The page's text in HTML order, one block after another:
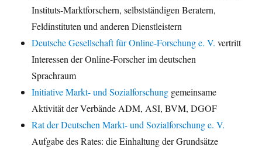
Instituts-Marktforschern, selbstständigen Beratern,
Feldinstituten und anderen Dienstleistern
Deutsche Gesellschaft für Online-Forschung e. V. vertritt
Interessen der Online-Forscher im deutschen
Sprachraum
Initiative Markt- und Sozialforschung gemeinsame
Aktivität der Verbände ADM, ASI, BVM, DGOF
Rat der Deutschen Markt- und Sozialforschung e. V.
Aufgabe des Rates: die Einhaltung der Grundsätze